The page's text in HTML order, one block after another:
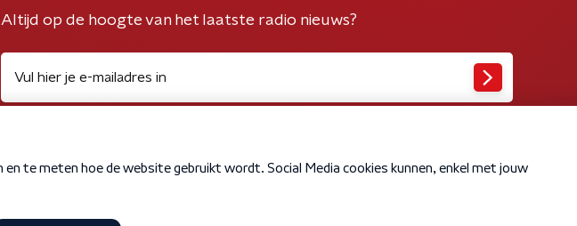
Altijd op de hoogte van het laatste radio nieuws?